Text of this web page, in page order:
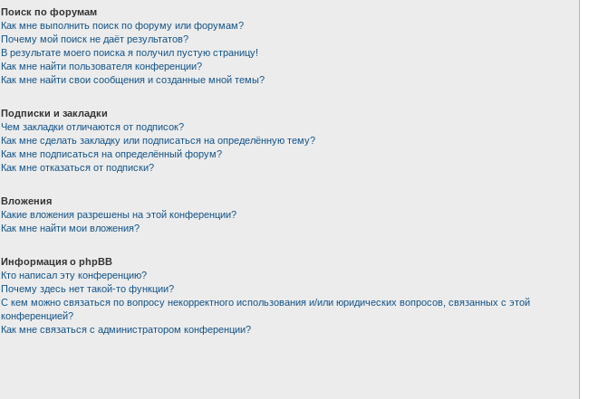
Поиск по форумам
Как мне выполнить поиск по форуму или форумам?
Почему мой поиск не даёт результатов?
В результате моего поиска я получил пустую страницу!
Как мне найти пользователя конференции?
Как мне найти свои сообщения и созданные мной темы?
Подписки и закладки
Чем закладки отличаются от подписок?
Как мне сделать закладку или подписаться на определённую тему?
Как мне подписаться на определённый форум?
Как мне отказаться от подписки?
Вложения
Какие вложения разрешены на этой конференции?
Как мне найти мои вложения?
Информация о phpBB
Кто написал эту конференцию?
Почему здесь нет такой-то функции?
С кем можно связаться по вопросу некорректного использования и/или юридических вопросов, связанных с этой
конференцией?
Как мне связаться с администратором конференции?